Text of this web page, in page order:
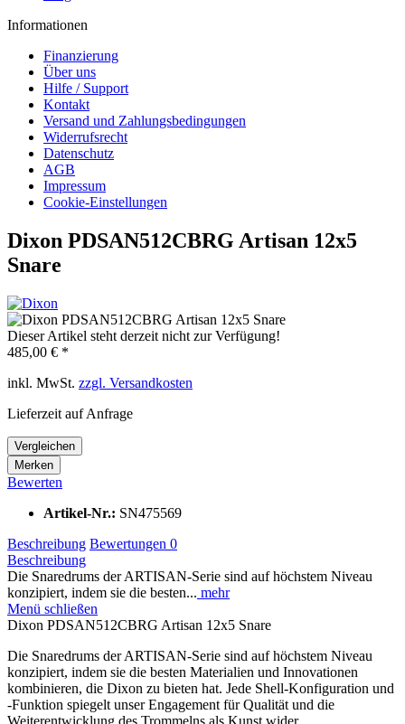
Informationen
Finanzierung
Über uns
Hilfe / Support
Kontakt
Versand und Zahlungsbedingungen
Widerrufsrecht
Datenschutz
AGB
Impressum
Cookie-Einstellungen
Dixon PDSAN512CBRG Artisan 12x5
Snare
Dieser Artikel steht derzeit nicht zur Verfügung!
485,00 € *
inkl. MwSt. zzgl. Versandkosten
Lieferzeit auf Anfrage
Vergleichen
Merken
Bewerten
Artikel-Nr.: SN475569
Beschreibung Bewertungen 0
Beschreibung
Die Snaredrums der ARTISAN-Serie sind auf höchstem Niveau
konzipiert, indem sie die besten... mehr
Menü schließen
Dixon PDSAN512CBRG Artisan 12x5 Snare
Die Snaredrums der ARTISAN-Serie sind auf höchstem Niveau
konzipiert, indem sie die besten Materialien und Innovationen
kombinieren, die Dixon zu bieten hat. Jede Shell-Konfiguration und
-Funktion spiegelt unser Engagement für Qualität und die
Weiterentwicklung des Trommelns als Kunst wider.